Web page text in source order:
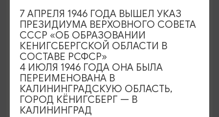
Наташа Краснова
28.08.2026 19:00
Калининград, Дворец культуры железнодорожников
ОТ 500₽
7 АПРЕЛЯ 1946 ГОДА ВЫШЕЛ УКАЗ
ПРЕЗИДИУМА ВЕРХОВНОГО СОВЕТА
СССР «ОБ ОБРАЗОВАНИИ
КЕНИГСБЕРГСКОЙ ОБЛАСТИ В
СОСТАВЕ РСФСР»
4 ИЮЛЯ 1946 ГОДА ОНА БЫЛА
ПЕРЕИМЕНОВАНА В
КАЛИНИНГРАДСКУЮ ОБЛАСТЬ,
ГОРОД КЁНИГСБЕРГ — В
КАЛИНИНГРАД